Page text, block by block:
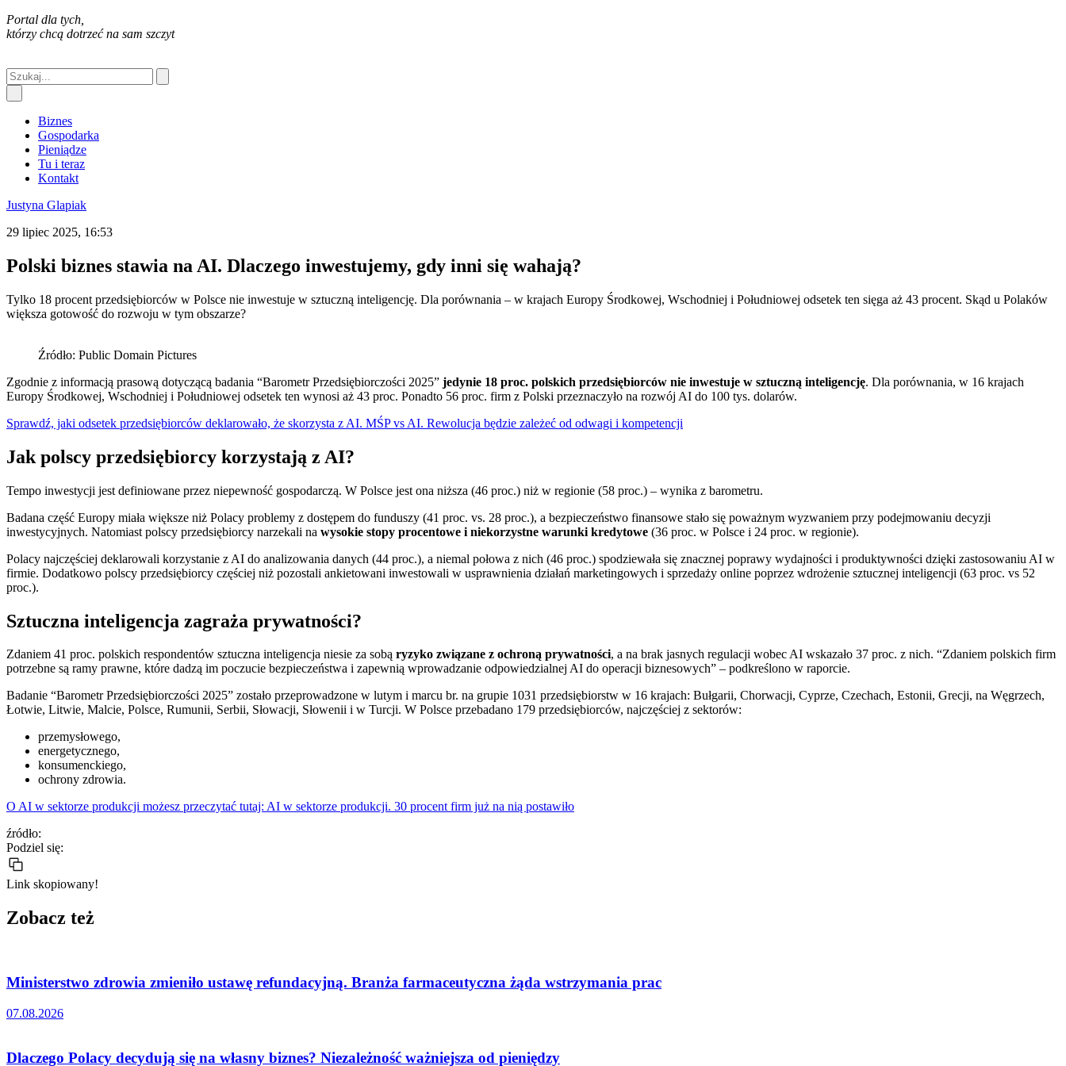
Portal dla tych,
którzy chcą dotrzeć na sam szczyt
Biznes
Gospodarka
Pieniądze
Tu i teraz
Kontakt
Justyna Glapiak
29 lipiec 2025, 16:53
Polski biznes stawia na AI. Dlaczego inwestujemy, gdy inni się wahają?
Tylko 18 procent przedsiębiorców w Polsce nie inwestuje w sztuczną inteligencję. Dla porównania – w krajach Europy Środkowej, Wschodniej i Południowej odsetek ten sięga aż 43 procent. Skąd u Polaków
większa gotowość do rozwoju w tym obszarze?
Źródło: Public Domain Pictures
Zgodnie z informacją prasową dotyczącą badania “Barometr Przedsiębiorczości 2025” jedynie 18 proc. polskich przedsiębiorców nie inwestuje w sztuczną inteligencję. Dla porównania, w 16 krajach
Europy Środkowej, Wschodniej i Południowej odsetek ten wynosi aż 43 proc. Ponadto 56 proc. firm z Polski przeznaczyło na rozwój AI do 100 tys. dolarów.
Sprawdź, jaki odsetek przedsiębiorców deklarowało, że skorzysta z AI. MŚP vs AI. Rewolucja będzie zależeć od odwagi i kompetencji
Jak polscy przedsiębiorcy korzystają z AI?
Tempo inwestycji jest definiowane przez niepewność gospodarczą. W Polsce jest ona niższa (46 proc.) niż w regionie (58 proc.) – wynika z barometru.
Badana część Europy miała większe niż Polacy problemy z dostępem do funduszy (41 proc. vs. 28 proc.), a bezpieczeństwo finansowe stało się poważnym wyzwaniem przy podejmowaniu decyzji
inwestycyjnych. Natomiast polscy przedsiębiorcy narzekali na wysokie stopy procentowe i niekorzystne warunki kredytowe (36 proc. w Polsce i 24 proc. w regionie).
Polacy najczęściej deklarowali korzystanie z AI do analizowania danych (44 proc.), a niemal połowa z nich (46 proc.) spodziewała się znacznej poprawy wydajności i produktywności dzięki zastosowaniu AI w
firmie. Dodatkowo polscy przedsiębiorcy częściej niż pozostali ankietowani inwestowali w usprawnienia działań marketingowych i sprzedaży online poprzez wdrożenie sztucznej inteligencji (63 proc. vs 52
proc.).
Sztuczna inteligencja zagraża prywatności?
Zdaniem 41 proc. polskich respondentów sztuczna inteligencja niesie za sobą ryzyko związane z ochroną prywatności, a na brak jasnych regulacji wobec AI wskazało 37 proc. z nich. “Zdaniem polskich firm
potrzebne są ramy prawne, które dadzą im poczucie bezpieczeństwa i zapewnią wprowadzanie odpowiedzialnej AI do operacji biznesowych” – podkreślono w raporcie.
Badanie “Barometr Przedsiębiorczości 2025” zostało przeprowadzone w lutym i marcu br. na grupie 1031 przedsiębiorstw w 16 krajach: Bułgarii, Chorwacji, Cyprze, Czechach, Estonii, Grecji, na Węgrzech,
Łotwie, Litwie, Malcie, Polsce, Rumunii, Serbii, Słowacji, Słowenii i w Turcji. W Polsce przebadano 179 przedsiębiorców, najczęściej z sektorów:
przemysłowego,
energetycznego,
konsumenckiego,
ochrony zdrowia.
O AI w sektorze produkcji możesz przeczytać tutaj: AI w sektorze produkcji. 30 procent firm już na nią postawiło
źródło:
Podziel się:
Link skopiowany!
Zobacz też
Ministerstwo zdrowia zmieniło ustawę refundacyjną. Branża farmaceutyczna żąda wstrzymania prac
07.08.2026
Dlaczego Polacy decydują się na własny biznes? Niezależność ważniejsza od pieniędzy